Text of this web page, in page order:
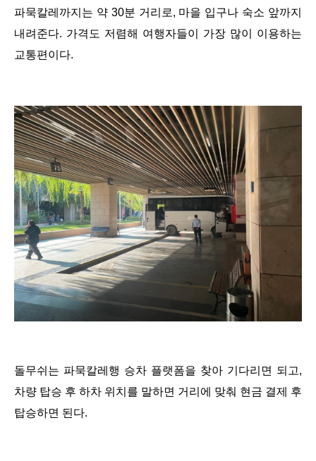
파묵칼레까지는 약 30분 거리로, 마을 입구나 숙소 앞까지
내려준다. 가격도 저렴해 여행자들이 가장 많이 이용하는
교통편이다.
돌무쉬는 파묵칼레행 승차 플랫폼을 찾아 기다리면 되고,
차량 탑승 후 하차 위치를 말하면 거리에 맞춰 현금 결제 후
탑승하면 된다.